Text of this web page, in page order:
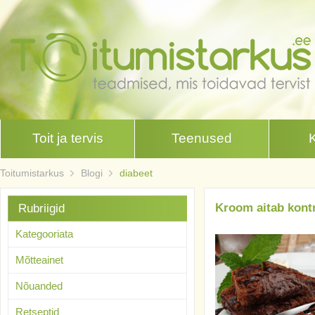
Toit ja tervis Teenused
Toitumistarkus Blogi diabeet
Kroom aitab
Rubriigid
Kategooriata
Mõtteainet
Nõuanded
Retseptid